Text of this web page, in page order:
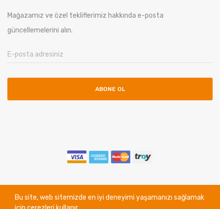
Mağazamız ve özel tekliflerimiz hakkında e-posta
güncellemelerini alın.
ABONE OL
Bu site, web sitemizde en iyi deneyimi yaşamanızı sağlamak